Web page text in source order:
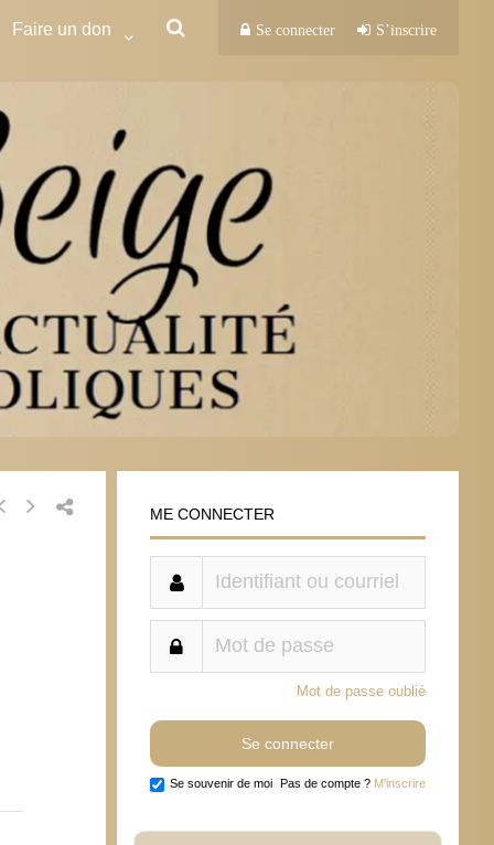
Faire un don Se connecter S’inscrire
ME CONNECTER
Mot de passe oublié
Se souvenir de moi Pas de compte ? M'inscrire